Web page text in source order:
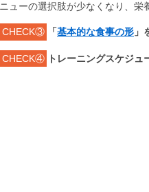
ニューの選択肢が少なくなり、栄
CHECK③ 「基本的な食事の形 」
CHECK④ トレーニングスケジ